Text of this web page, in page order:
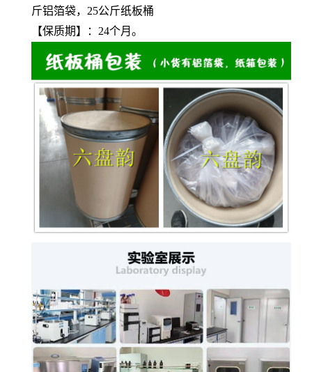
斤铝箔袋，25公斤纸板桶
【保质期】：24个月。